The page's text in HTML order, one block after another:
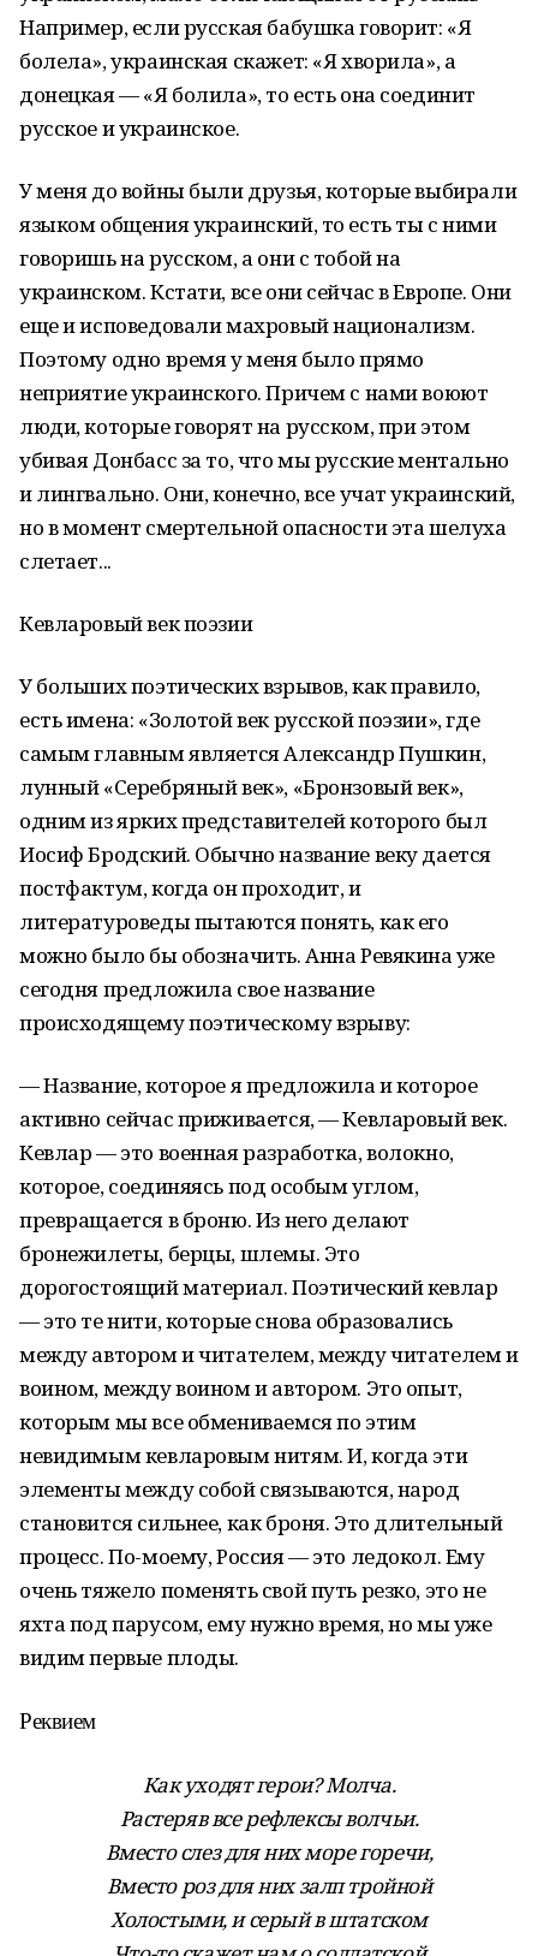
Например, если русская бабушка говорит: «Я
болела», украинская скажет: «Я хворила», а
донецкая — «Я болила», то есть она соединит
русское и украинское.
У меня до войны были друзья, которые выбирали
языком общения украинский, то есть ты с ними
говоришь на русском, а они с тобой на
украинском. Кстати, все они сейчас в Европе. Они
еще и исповедовали махровый национализм.
Поэтому одно время у меня было прямо
неприятие украинского. Причем с нами воюют
люди, которые говорят на русском, при этом
убивая Донбасс за то, что мы русские ментально
и лингвально. Они, конечно, все учат украинский,
но в момент смертельной опасности эта шелуха
слетает...
Кевларовый век поэзии
У больших поэтических взрывов, как правило,
есть имена: «Золотой век русской поэзии», где
самым главным является Александр Пушкин,
лунный «Серебряный век», «Бронзовый век»,
одним из ярких представителей которого был
Иосиф Бродский. Обычно название веку дается
постфактум, когда он проходит, и
литературоведы пытаются понять, как его
можно было бы обозначить. Анна Ревякина уже
сегодня предложила свое название
происходящему поэтическому взрыву:
— Название, которое я предложила и которое
активно сейчас приживается, — Кевларовый век.
Кевлар — это военная разработка, волокно,
которое, соединяясь под особым углом,
превращается в броню. Из него делают
бронежилеты, берцы, шлемы. Это
дорогостоящий материал. Поэтический кевлар
— это те нити, которые снова образовались
между автором и читателем, между читателем и
воином, между воином и автором. Это опыт,
которым мы все обмениваемся по этим
невидимым кевларовым нитям. И, когда эти
элементы между собой связываются, народ
становится сильнее, как броня. Это длительный
процесс. По-моему, Россия — это ледокол. Ему
очень тяжело поменять свой путь резко, это не
яхта под парусом, ему нужно время, но мы уже
видим первые плоды.
Реквием
Как уходят герои? Молча.
Растеряв все рефлексы волчьи.
Вместо слез для них море горечи,
Вместо роз для них залп тройной
Холостыми, и серый в штатском